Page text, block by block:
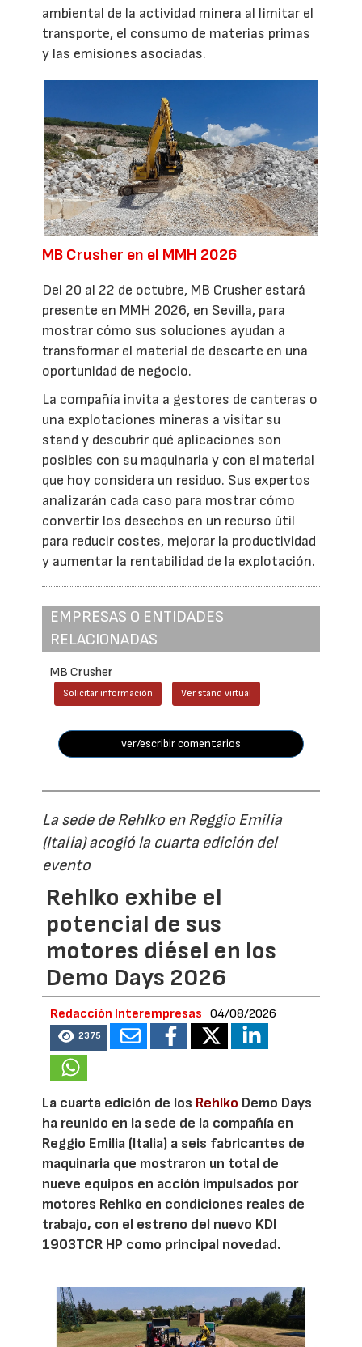
ambiental de la actividad minera al limitar el
transporte, el consumo de materias primas
y las emisiones asociadas.
MB Crusher en el MMH 2026
Del 20 al 22 de octubre, MB Crusher estará
presente en MMH 2026, en Sevilla, para
mostrar cómo sus soluciones ayudan a
transformar el material de descarte en una
oportunidad de negocio.
La compañía invita a gestores de canteras o
una explotaciones mineras a visitar su
stand y descubrir qué aplicaciones son
posibles con su maquinaria y con el material
que hoy considera un residuo. Sus expertos
analizarán cada caso para mostrar cómo
convertir los desechos en un recurso útil
para reducir costes, mejorar la productividad
y aumentar la rentabilidad de la explotación.
EMPRESAS O ENTIDADES
RELACIONADAS
MB Crusher
Solicitar información Ver stand virtual
ver/escribir comentarios
La sede de Rehlko en Reggio Emilia
(Italia) acogió la cuarta edición del
evento
Rehlko exhibe el
potencial de sus
motores diésel en los
Demo Days 2026
Redacción Interempresas 04/08/2026
2375
La cuarta edición de los Rehlko Demo Days
ha reunido en la sede de la compañía en
Reggio Emilia (Italia) a seis fabricantes de
maquinaria que mostraron un total de
nueve equipos en acción impulsados por
motores Rehlko en condiciones reales de
trabajo, con el estreno del nuevo KDI
1903TCR HP como principal novedad.